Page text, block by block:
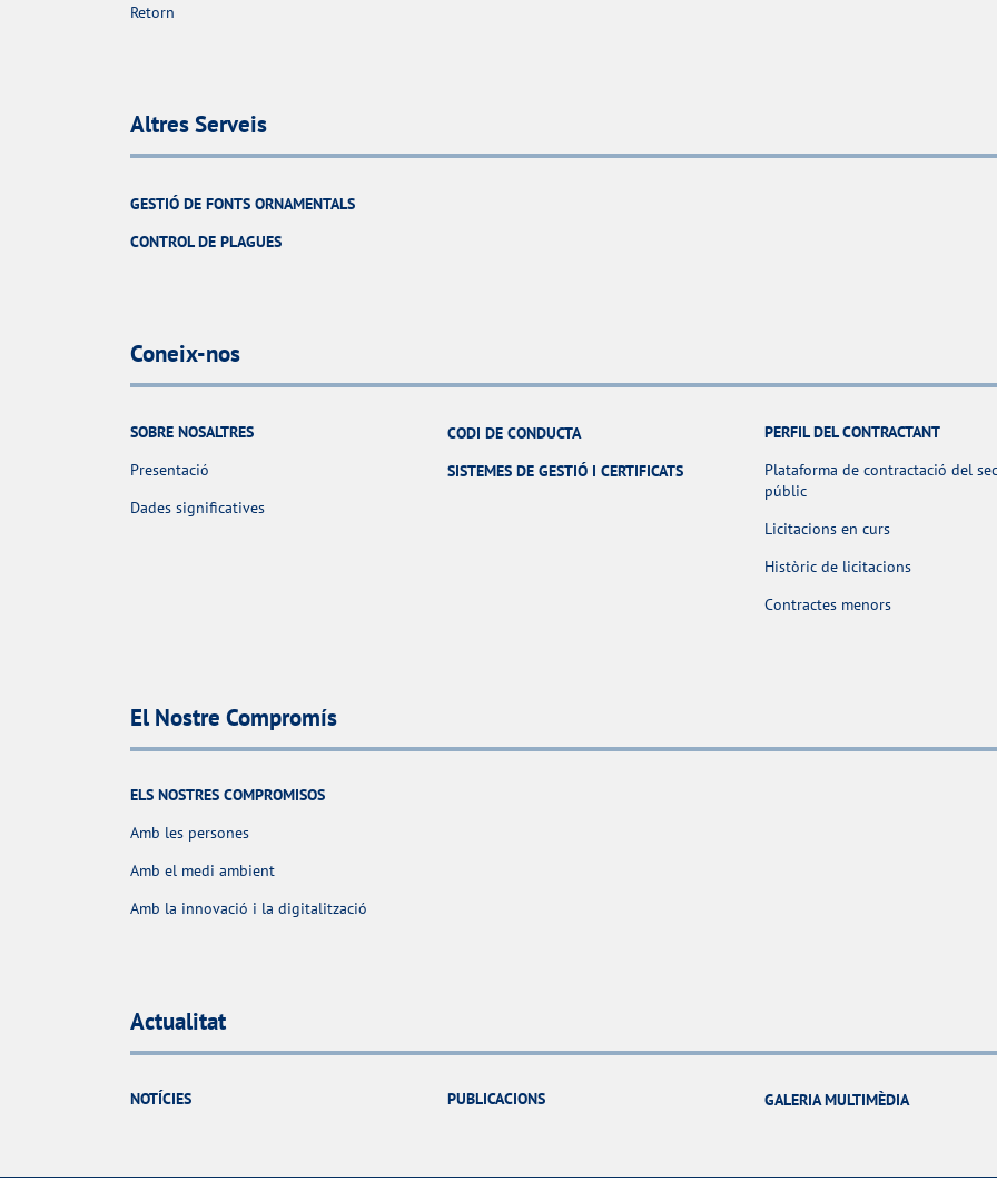
Retorn
Altres Serveis
GESTIÓ DE FONTS ORNAMENTALS
CONTROL DE PLAGUES
Coneix-nos
SOBRE NOSALTRES
Presentació
Dades significatives
CODI DE CONDUCTA
SISTEMES DE GESTIÓ I CERTIFICATS
PERFIL DEL CONTRACTANT
Plataforma de contractació del
públic
Licitacions en curs
Històric de licitacions
Contractes menors
El Nostre Compromís
ELS NOSTRES COMPROMISOS
Amb les persones
Amb el medi ambient
Amb la innovació i la digitalització
Actualitat
NOTÍCIES PUBLICACIONS GALERIA MULTIMÈDIA